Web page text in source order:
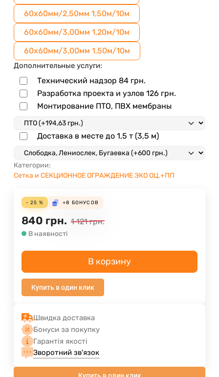
60х60мм/2,50мм 1,50м/10м
60х60мм/3,00мм 1,20м/10м
60х60мм/3,00мм 1,50м/10м
Дополнительные услуги:
Технический надзор 84 грн.
Разработка проекта и узлов 126 грн.
Монтирование ПТО, ПВХ мембраны
Доставка в месте до 1,5 т (3,5 м)
Категории:
Сетка и СЕКЦИОННОЕ ОГРАЖДЕНИЕ ЭКО ОЦ.+ПП
- 25 % +8 БОНУСОВ
840 грн. 1 121 грн.
В наявності
В корзину
Купить в один клик
Швидка доставка
Бонуси за покупку
Гарантія якості
Зворотний зв'язок